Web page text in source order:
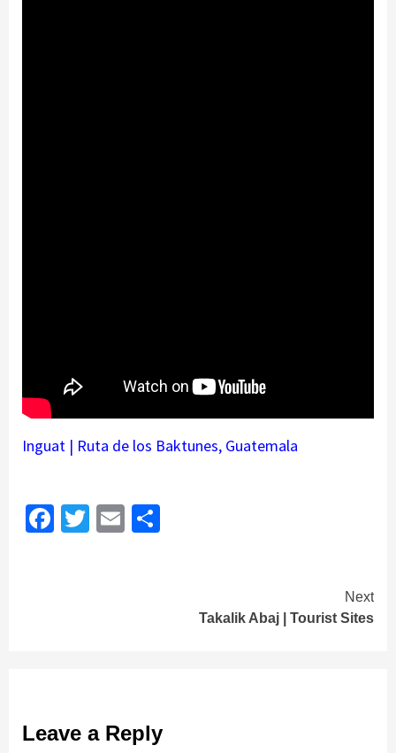
Inguat | Ruta de los Baktunes, Guatemala
Facebook
Twitter
Email
Next
Takalik Abaj | Tourist Sites
Leave a Reply